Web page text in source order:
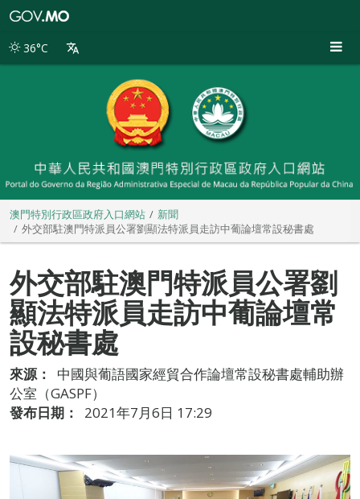
別
36°C
澳門特別行政區政府入口網站
新聞
外交部駐澳門特派員公署劉顯法特派員走訪中葡論壇常設秘書處
外交部駐澳門特派員公署劉
顯法特派員走訪中葡論壇常
設秘書處
來源：
中國與葡語國家經貿合作論壇常設秘書處輔助辦
公室（GASPF）
發布日期：
2021年7月6日 17:29